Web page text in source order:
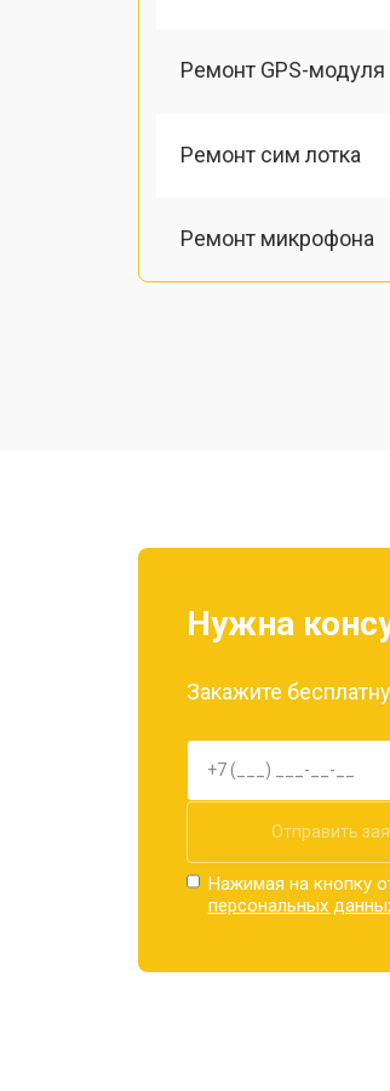
Ремонт GPS-модуля
Ремонт сим лотка
Ремонт микрофона
Замена дисплея
Замена
Замена кнопки
Нужна
Закажите
Отправить
Нажимая на кнопку
персональных